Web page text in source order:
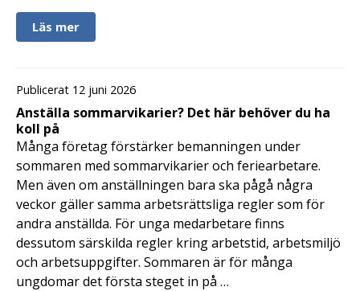
Läs mer
Publicerat 12 juni 2026
Anställa sommarvikarier? Det här behöver du ha
koll på
Många företag förstärker bemanningen under
sommaren med sommarvikarier och feriearbetare.
Men även om anställningen bara ska pågå några
veckor gäller samma arbetsrättsliga regler som för
andra anställda. För unga medarbetare finns
dessutom särskilda regler kring arbetstid, arbetsmiljö
och arbetsuppgifter. Sommaren är för många
ungdomar det första steget in på …